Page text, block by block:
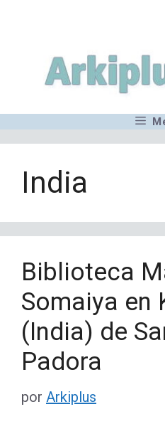
contenido
India
Biblioteca
Somaiya en
(India) de
Padora
por Arkiplus